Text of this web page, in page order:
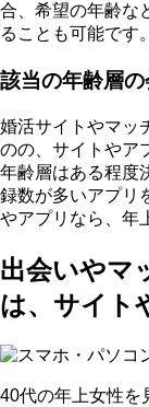
合、希望の年齢な
ることも可能です。
該当の年齢層
婚活サイトやマッ
のの、 サイトやア
年齢層はある程度
録数が多いアプリ
やアプリなら、年
出会いやマ
は、サイト
40代の年上女性を